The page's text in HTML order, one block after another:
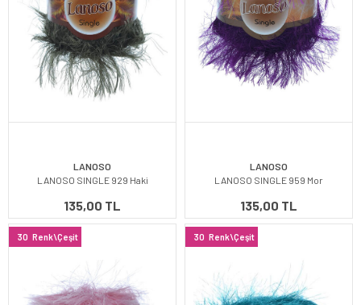
LANOSO
LANOSO SINGLE 929 Haki
135,00 TL
LANOSO
LANOSO SINGLE 959 Mor
135,00 TL
30 Renk\Çeşit 30 Renk\Çeşit